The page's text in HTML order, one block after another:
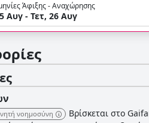
Άφιξης - Αναχώρησης
Αυγ - Τετ, 26 Αυγ
νοημοσύνη
Βρίσκεται στο